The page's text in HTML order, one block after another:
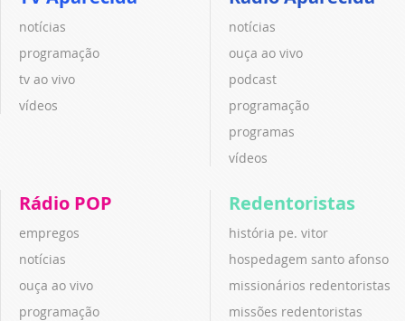
notícias
programação
tv ao vivo
vídeos
notícias
ouça ao vivo
podcast
programação
programas
vídeos
Rádio POP
empregos
notícias
ouça ao vivo
programação
Redentoristas
história pe. vitor
hospedagem santo afonso
missionários redentoristas
missões redentoristas